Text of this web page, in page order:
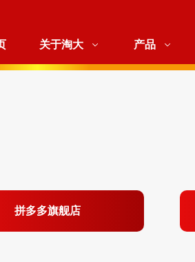
关于淘大 产品
拼多多旗舰店